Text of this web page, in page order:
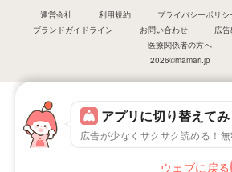
アプリに切り替えて
広告が少なくサクサク読める！無
ウェブに戻る
運営会社 利用規約 プライバシーポリシ
ブランドガイドライン
お問い合わせ
広
医療関係者の方へ
2026©mamari.jp